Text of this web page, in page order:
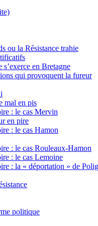
ou la Résistance trahie
en Bretagne
qui provoquent la fureur
mal en pis
: le cas Mervin
en pire
: le cas Hamon
: le cas Rouleaux-Hamon
: le cas Lemoine
: la « déportation » de
politique